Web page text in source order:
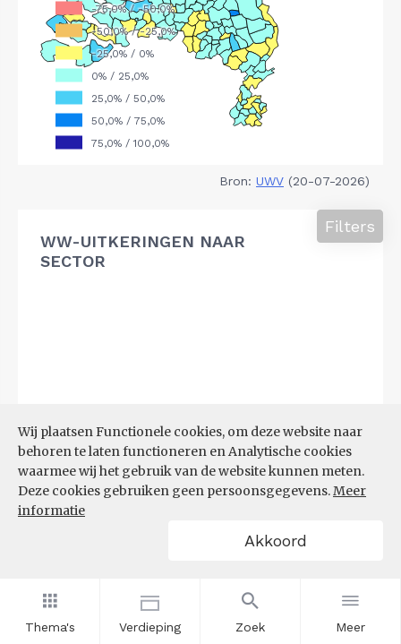
Thema's Verdieping Zoek Meer
Wij plaatsen Functionele cookies, om deze website naar
behoren te laten functioneren en Analytische cookies
waarmee wij het gebruik van de website kunnen meten.
Deze cookies gebruiken geen persoonsgegevens.Meer
informatie
Akkoord
Bron: UWV (20-07-2026)
WW-UITKERINGEN NAAR
SECTOR
Filters
Bron: (20-07-2026)